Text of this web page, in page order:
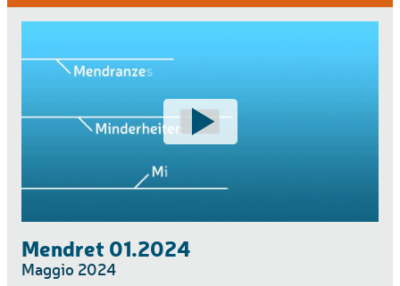
Mendret 01.2024
Maggio 2024